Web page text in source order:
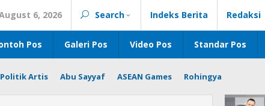
6, 2026 Search Indeks Berita Redaksi
Pos Galeri Pos Video Pos Standar Pos
Politik Artis Abu Sayyaf ASEAN Games Rohingya